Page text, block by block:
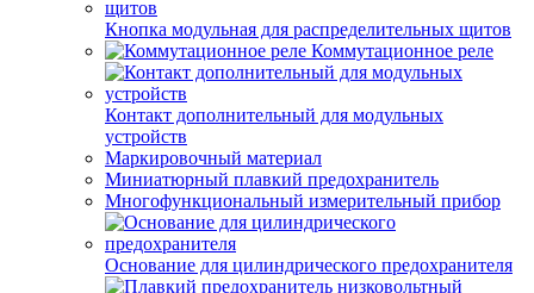
Кнопка модульная для распределительных щитов
Коммутационное реле
Контакт дополнительный для модульных
устройств
Маркировочный материал
Миниатюрный плавкий предохранитель
Многофункциональный измерительный прибор
Основание для цилиндрического предохранителя